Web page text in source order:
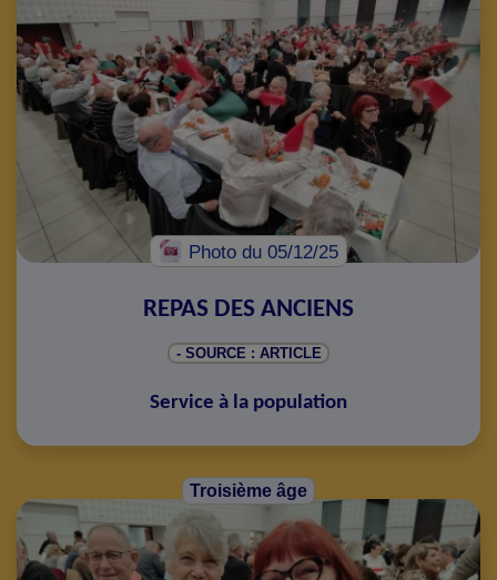
Photo du 05/12/25
REPAS DES ANCIENS
- SOURCE : ARTICLE
Service à la population
Troisième âge